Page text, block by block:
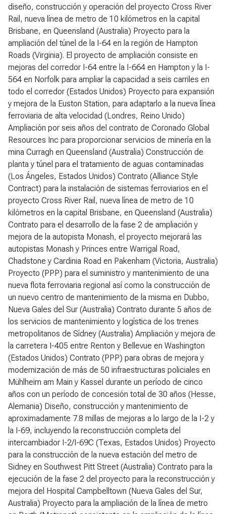
diseño, construcción y operación del proyecto Cross River
Rail, nueva línea de metro de 10 kilómetros en la capital
Brisbane, en Queensland (Australia) Proyecto para la
ampliación del túnel de la I-64 en la región de Hampton
Roads (Virginia). El proyecto de ampliación consiste en
mejoras del corredor I-64 entre la I-664 en Hampton y la I-
564 en Norfolk para ampliar la capacidad a seis carriles en
todo el corredor (Estados Unidos) Proyecto para expansión
y mejora de la Euston Station, para adaptarlo a la nueva línea
ferroviaria de alta velocidad (Londres, Reino Unido)
Ampliación por seis años del contrato de Coronado Global
Resources Inc para proporcionar servicios de minería en la
mina Curragh en Queensland (Australia) Construcción de
planta y túnel para el tratamiento de aguas contaminadas
(Los Ángeles, Estados Unidos) Contrato (Alliance Style
Contract) para la instalación de sistemas ferroviarios en el
proyecto Cross River Rail, nueva línea de metro de 10
kilómetros en la capital Brisbane, en Queensland (Australia)
Contrato para el desarrollo de la fase 2 de ampliación y
mejora de la autopista Monash, el proyecto mejorará las
autopistas Monash y Princes entre Warrigal Road,
Chadstone y Cardinia Road en Pakenham (Victoria, Australia)
Proyecto (PPP) para el suministro y mantenimiento de una
nueva flota ferroviaria regional así como la construcción de
un nuevo centro de mantenimiento de la misma en Dubbo,
Nueva Gales del Sur (Australia) Contrato durante 5 años de
los servicios de mantenimiento y logística de los trenes
metropolitanos de Sídney (Australia) Ampliación y mejora de
la carretera I-405 entre Renton y Bellevue en Washington
(Estados Unidos) Contrato (PPP) para obras de mejora y
modernización de más de 50 infraestructuras policiales en
Mühlheim am Main y Kassel durante un período de cinco
años con un período de concesión total de 30 años (Hesse,
Alemania) Diseño, construcción y mantenimiento de
aproximadamente 7.8 millas de mejoras a lo largo de la I-2 y
la I-69, incluyendo la reconstrucción completa del
intercambiador I-2/I-69C (Texas, Estados Unidos) Proyecto
para la construcción de la nueva estación del metro de
Sidney en Southwest Pitt Street (Australia) Contrato para la
ejecución de la fase 2 del proyecto para la reconstrucción y
mejora del Hospital Campbelltown (Nueva Gales del Sur,
Australia) Proyecto para la ampliación de la línea de metro